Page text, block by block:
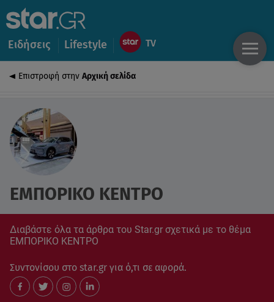
Ειδήσεις Lifestyle
Επιστροφή στην Αρχική σελίδα
ΕΜΠΟΡΙΚΟ ΚΕΝΤΡΟ
Διαβάστε όλα τα άρθρα του Star.gr σχετικά με το θέμα
ΕΜΠΟΡΙΚΟ ΚΕΝΤΡΟ
Συντονίσου στο star.gr για ό,τι σε αφορά.